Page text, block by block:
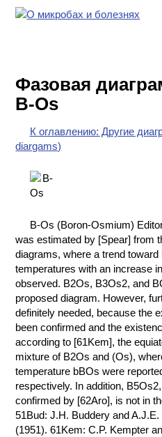
ХИМИЧЕСКАЯ
ПОСУДА
ВРЕДНЫЕ
ФАКТОРЫ
ХИМИЯ НА
ПРОИЗВОДСТВЕ
И ХИМИЧЕСКАЯ
ТЕХНОЛОГИЯ
КОНТАКТЫ
Фазовая
B-Os
К оглавлению: Другие
diargams)
B-Os (Boron-Osmium)
was estimated by [Spear] from
diagrams, where a trend
temperatures with an increase
observed. B2Os, B3Os2, and
proposed diagram. However,
definitely needed, because the
been confirmed and the
according to [61Kem], the
mixture of B2Os and (Os),
temperature bBOs were
respectively. In addition,
confirmed by [62Aro], is not in
51Bud: J.H. Buddery and
(1951). 61Kem: C.P. Kempter